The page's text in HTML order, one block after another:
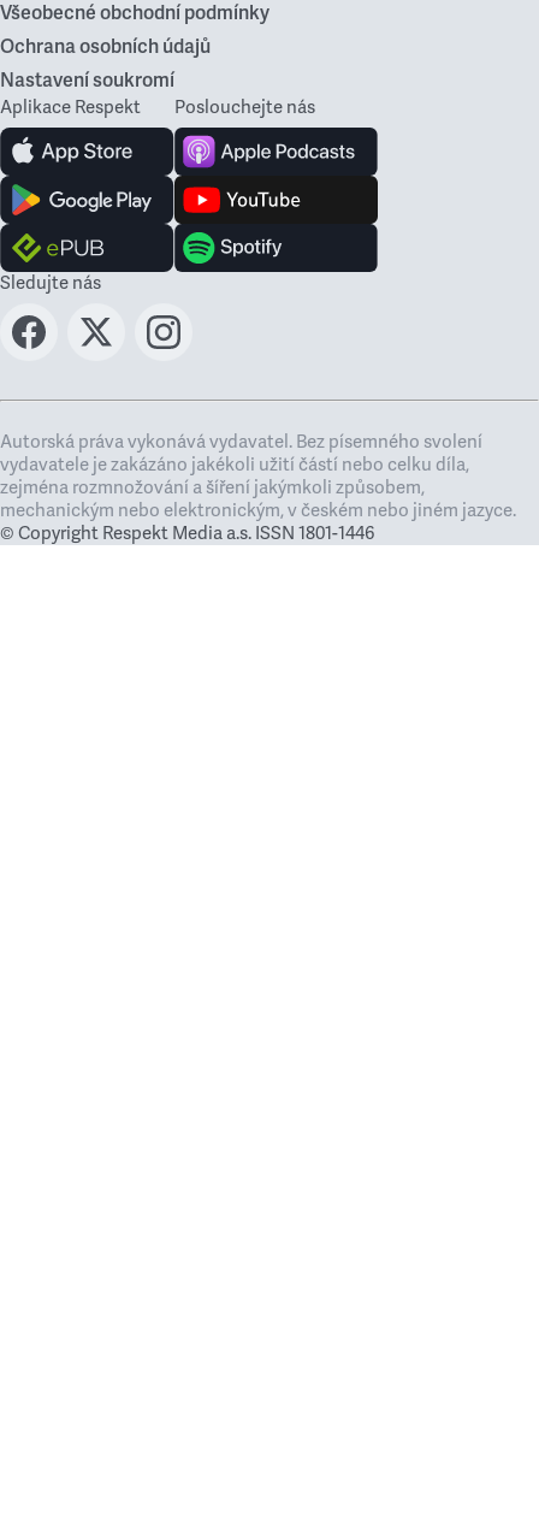
Všeobecné obchodní podmínky
Ochrana osobních údajů
Nastavení soukromí
Aplikace Respekt Poslouchejte nás
Sledujte nás
Autorská práva vykonává vydavatel. Bez písemného svolení
vydavatele je zakázáno jakékoli užití částí nebo celku díla,
zejména rozmnožování a šíření jakýmkoli způsobem,
mechanickým nebo elektronickým, v českém nebo jiném jazyce.
© Copyright Respekt Media a.s. ISSN 1801-1446